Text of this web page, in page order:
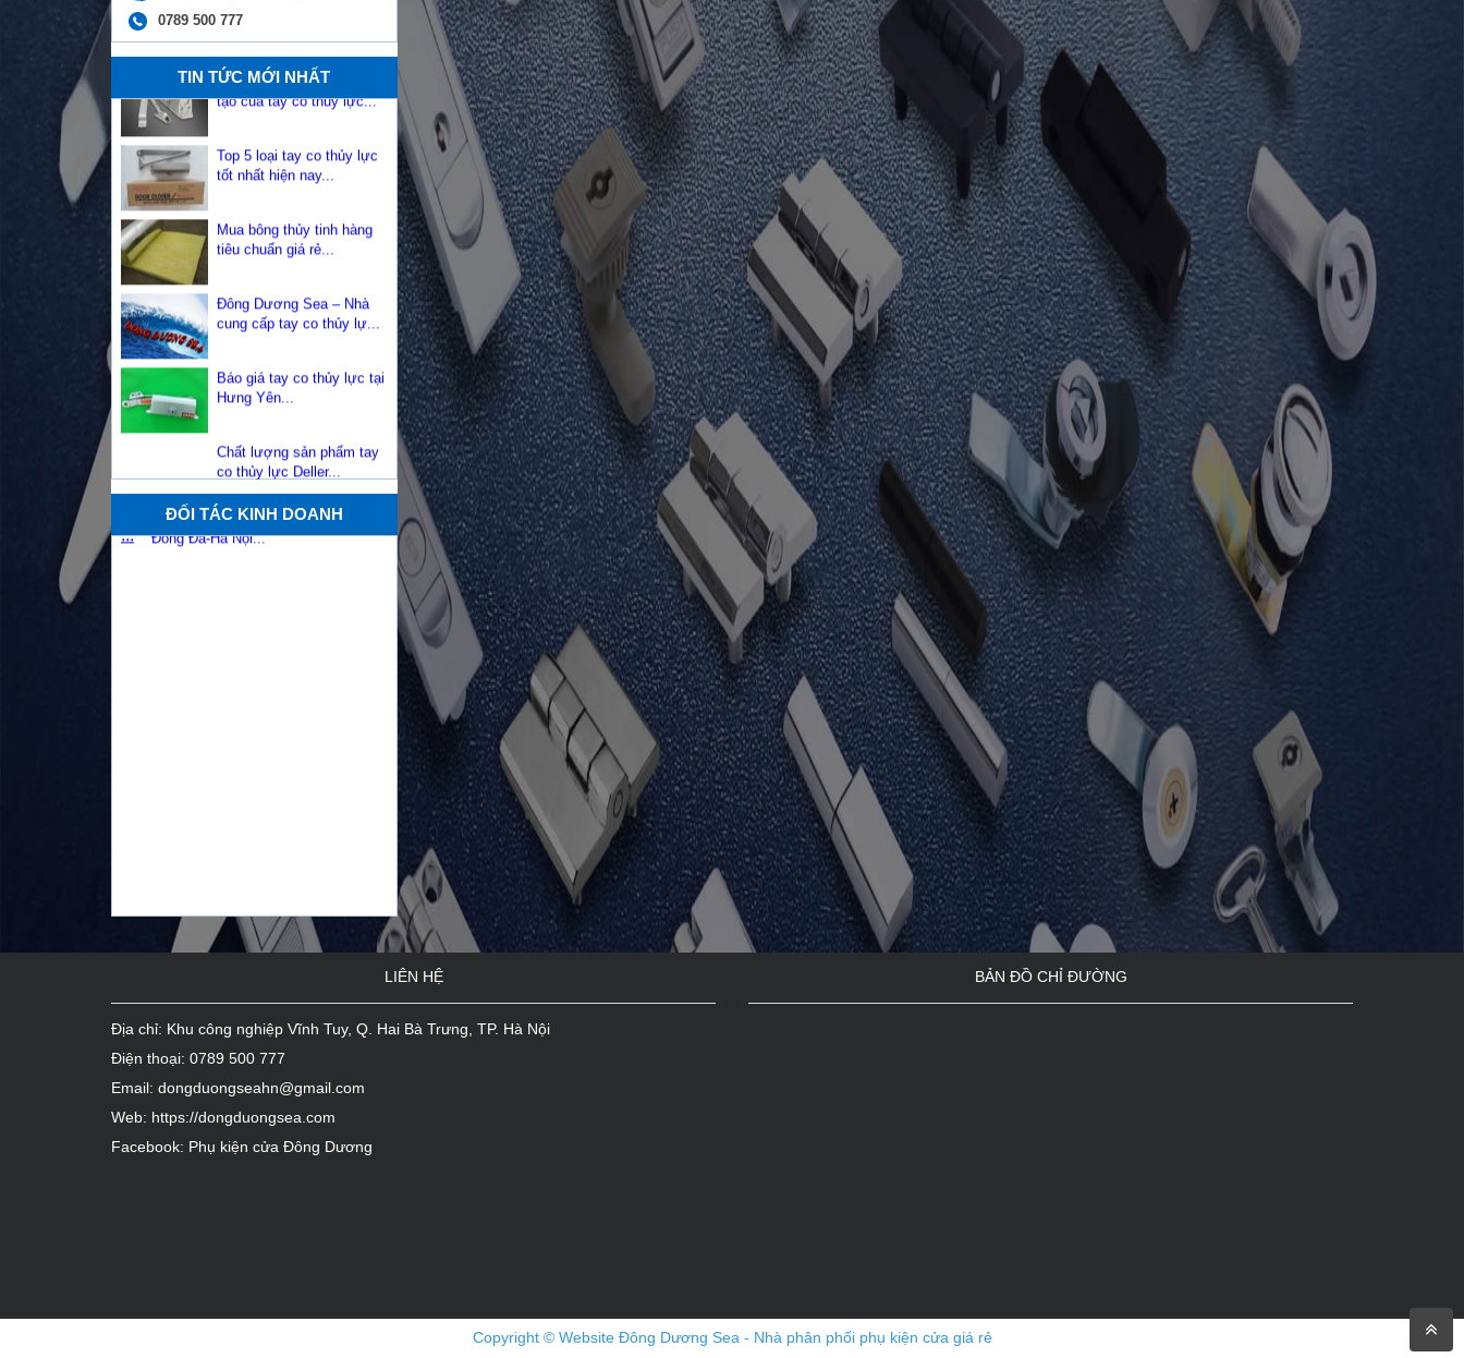
0789 500 777
TIN TỨC MỚI NHẤT
Tay co thủy lực là gì? Cấu
tạo của tay co thủy lực...
Top 5 loại tay co thủy lực
tốt nhất hiện nay...
Mua bông thủy tinh hàng
tiêu chuẩn giá rẻ...
Đông Dương Sea – Nhà
cung cấp tay co thủy lự...
Báo giá tay co thủy lực tại
Hưng Yên...
Chất lượng sản phẩm tay
co thủy lực Deller...
Báo giá tay co thủy lực tại
Quảng Ninh...
Mục đích, lợi ích từ cửa
ĐỐI TÁC KINH DOANH
Trụ sở làm việc Tổng
Tòa tháp VCCI, Số 9 Đào Duy Anh-
LIÊN HỆ
Địa chỉ: Khu công nghiệp Vĩnh Tuy, Q. Hai Bà Trưng, TP. Hà Nội
Điện thoại: 0789 500 777
Email: dongduongseahn@gmail.com
Web: https://dongduongsea.com
Facebook: Phụ kiện cửa Đông Dương
BẢN ĐỒ CHỈ ĐƯỜNG
Copyright © Website Đông Dương Sea - Nhà phân phối phụ kiện cửa giá rẻ